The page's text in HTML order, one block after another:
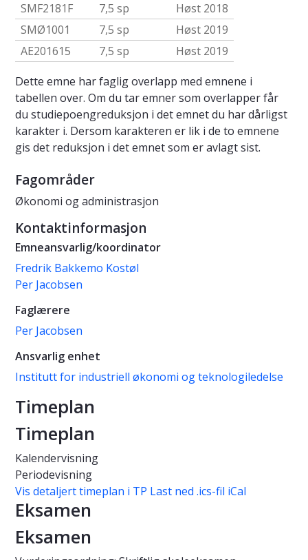
SMF2181F
7,5 sp
Høst 2018
SMØ1001
7,5 sp
Høst 2019
AE201615
7,5 sp
Høst 2019
Dette emne har faglig overlapp med emnene i
tabellen over. Om du tar emner som overlapper får
du studiepoengreduksjon i det emnet du har dårligst
karakter i. Dersom karakteren er lik i de to emnene
gis det reduksjon i det emnet som er avlagt sist.
Fagområder
Økonomi og administrasjon
Kontaktinformasjon
Emneansvarlig/koordinator
Fredrik Bakkemo Kostøl
Per Jacobsen
Faglærere
Per Jacobsen
Ansvarlig enhet
Institutt for industriell økonomi og teknologiledelse
Timeplan
Timeplan
Kalendervisning
Periodevisning
Vis detaljert timeplan i TP Last ned .ics-fil iCal
Eksamen
Eksamen